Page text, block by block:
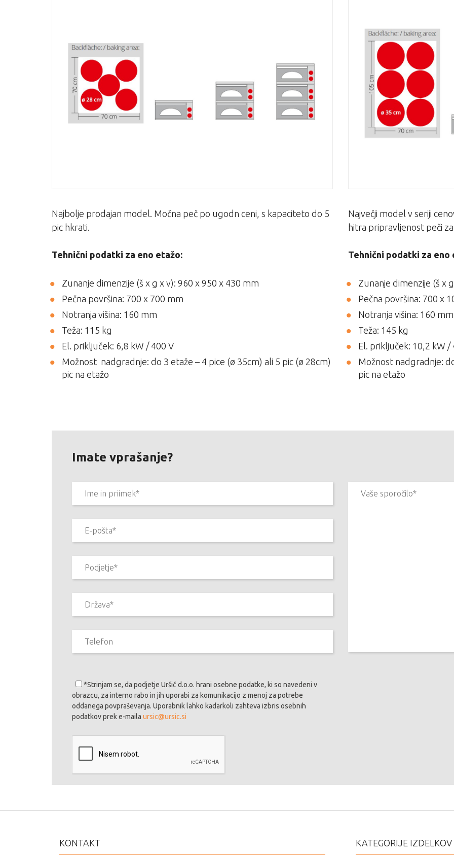
Najbolje prodajan model. Močna peč po ugodn ceni, s kapaciteto do 5
pic hkrati.
Tehnični podatki za eno etažo:
Zunanje dimenzije (š x g x v): 960 x 950 x 430 mm
Pečna površina: 700 x 700 mm
Notranja višina: 160 mm
Teža: 115 kg
El. priključek: 6,8 kW / 400 V
Možnost nadgradnje: do 3 etaže – 4 pice (ø 35cm) ali 5 pic (ø 28cm)
pic na etažo
Največji model v seriji
hitra pripravljenost peči
Tehnični podatki za eno
Zunanje dimenzije (š x
Pečna površina: 700 x
Notranja višina: 160 mm
Teža: 145 kg
El. priključek: 10,2 kW /
Možnost nadgradnje:
pic na etažo
Imate vprašanje?
*Strinjam se, da podjetje Uršič d.o.o. hrani osebne podatke, ki so navedeni v
obrazcu, za interno rabo in jih uporabi za komunikacijo z menoj za potrebe
oddanega povpraševanja. Uporabnik lahko kadarkoli zahteva izbris osebnih
podatkov prek e-maila ursic@ursic.si
KONTAKT KATEGORIJE IZDELKOV